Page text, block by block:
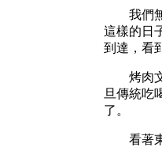
我們無
這樣的日
到達，看
烤肉文
旦傳統吃
了。
看著東